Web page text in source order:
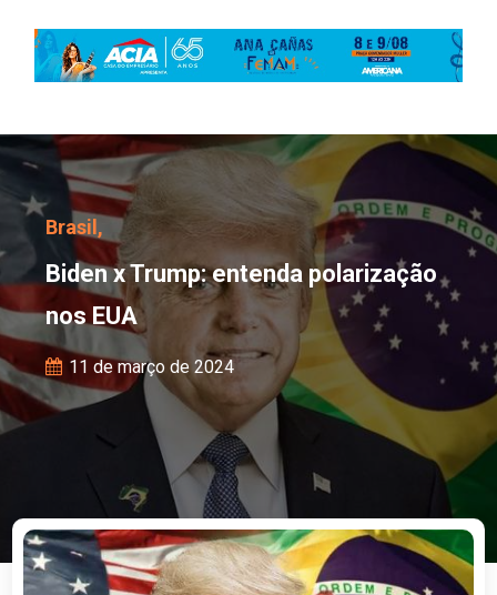
Biden x Trump:
Brasil,
Biden x Trump: entenda polarização
nos EUA
11 de março de 2024